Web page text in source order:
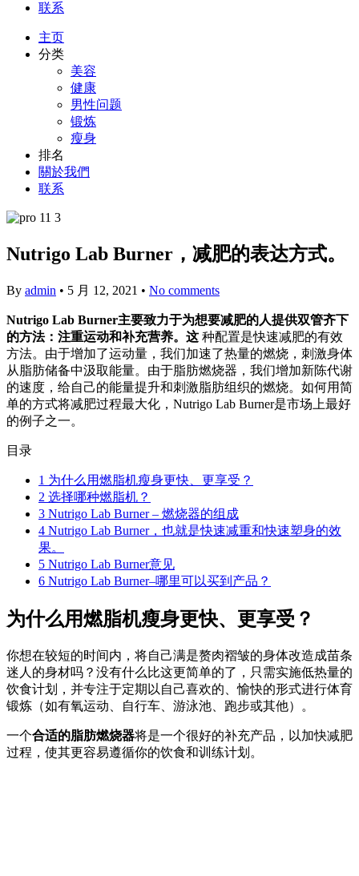
联系
主页
分类
美容
健康
男性问题
锻炼
瘦身
排名
關於我們
联系
Nutrigo Lab Burner，减肥的表达方式。
By admin • 5 月 12, 2021 • No comments
Nutrigo Lab Burner主要致力于为想要减肥的人提供双管齐下
的方法：注重运动和补充营养。这 种配置是快速减肥的有效
方法。由于增加了运动量，我们加速了热量的燃烧，刺激身体
从脂肪储备中汲取能量。由于脂肪燃烧器，我们增加新陈代谢
的速度，给自己的能量提升和刺激脂肪组织的燃烧。如何用简
单的方式将减肥过程最大化，Nutrigo Lab Burner是市场上最好
的例子之一。
目录
1 为什么用燃脂机瘦身更快、更享受？
2 选择哪种燃脂机？
3 Nutrigo Lab Burner – 燃烧器的组成
4 Nutrigo Lab Burner，也就是快速减重和快速塑身的效
果。
5 Nutrigo Lab Burner意见
6 Nutrigo Lab Burner–哪里可以买到产品？
为什么用燃脂机瘦身更快、更享受？
你想在较短的时间内，将自己满是赘肉褶皱的身体改造成苗条
迷人的身材吗？没有什么比这更简单的了，只需实施低热量的
饮食计划，并专注于定期以自己喜欢的、愉快的形式进行体育
锻炼（如有氧运动、自行车、游泳池、跑步或其他）。
一个合适的脂肪燃烧器将是一个很好的补充产品，以加快减肥
过程，使其更容易遵循你的饮食和训练计划。